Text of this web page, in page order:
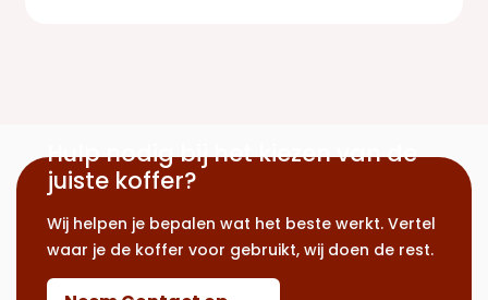
Hulp nodig bij het kiezen van de
juiste koffer?
Wij helpen je bepalen wat het beste werkt. Vertel
waar je de koffer voor gebruikt, wij doen de rest.